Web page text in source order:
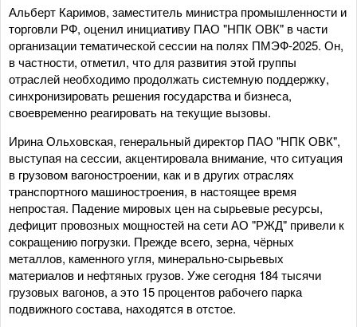
Альберт Каримов, заместитель министра промышленности и
торговли РФ, оценил инициативу ПАО "НПК ОВК" в части
организации тематической сессии на полях ПМЭФ-2025. Он,
в частности, отметил, что для развития этой группы
отраслей необходимо продолжать системную поддержку,
синхронизировать решения государства и бизнеса,
своевременно реагировать на текущие вызовы.
Ирина Ольховская, генеральный директор ПАО "НПК ОВК",
выступая на сессии, акцентировала внимание, что ситуация
в грузовом вагоностроении, как и в других отраслях
транспортного машиностроения, в настоящее время
непростая. Падение мировых цен на сырьевые ресурсы,
дефицит провозных мощностей на сети АО "РЖД" привели к
сокращению погрузки. Прежде всего, зерна, чёрных
металлов, каменного угля, минерально-сырьевых
материалов и нефтяных грузов. Уже сегодня 184 тысячи
грузовых вагонов, а это 15 процентов рабочего парка
подвижного состава, находятся в отстое.